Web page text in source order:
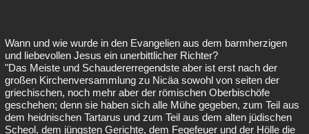
Wann und wie wurde in den Evangelien aus dem barmherzigen
und liebevollen Jesus ein unerbittlicher Richter?
"Das Meiste und Schaudererregendste aber ist erst nach der
großen Kirchenversammlung zu Nicäa sowohl von seiten der
griechischen, noch mehr aber der römischen Oberbischöfe
geschehen; denn sie haben sich alle Mühe gegeben, zum Teil aus
dem heidnischen Tartarus und zum Teil aus dem alten jüdischen
Scheol, dem jüngsten Gerichte, dem Fegefeuer und der Hölle die